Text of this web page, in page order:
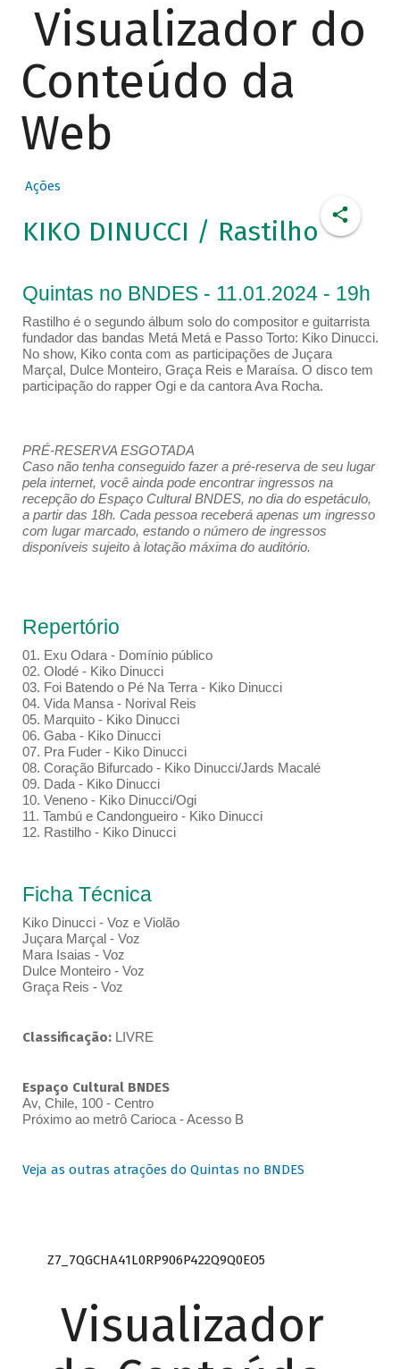
Visualizador do
Conteúdo da
Web
Ações
KIKO DINUCCI / Rastilho
Quintas no BNDES - 11.01.2024 - 19h
Rastilho é o segundo álbum solo do compositor e guitarrista
fundador das bandas Metá Metá e Passo Torto: Kiko Dinucci.
No show, Kiko conta com as participações de Juçara
Marçal, Dulce Monteiro, Graça Reis e Maraísa. O disco tem
participação do rapper Ogi e da cantora Ava Rocha.
PRÉ-RESERVA ESGOTADA
Caso não tenha conseguido fazer a pré-reserva de seu lugar
pela internet, você ainda pode encontrar ingressos na
recepção do Espaço Cultural BNDES, no dia do espetáculo,
a partir das 18h. Cada pessoa receberá apenas um ingresso
com lugar marcado, estando o número de ingressos
disponíveis sujeito à lotação máxima do auditório.
Repertório
01. Exu Odara - Domínio público
02. Olodé - Kiko Dinucci
03. Foi Batendo o Pé Na Terra - Kiko Dinucci
04. Vida Mansa - Norival Reis
05. Marquito - Kiko Dinucci
06. Gaba - Kiko Dinucci
07. Pra Fuder - Kiko Dinucci
08. Coração Bifurcado - Kiko Dinucci/Jards Macalé
09. Dada - Kiko Dinucci
10. Veneno - Kiko Dinucci/Ogi
11. Tambú e Candongueiro - Kiko Dinucci
12. Rastilho - Kiko Dinucci
Ficha Técnica
Kiko Dinucci - Voz e Violão
Juçara Marçal - Voz
Mara Isaias - Voz
Dulce Monteiro - Voz
Graça Reis - Voz
Classificação: LIVRE
Espaço Cultural BNDES
Av, Chile, 100 - Centro
Próximo ao metrô Carioca - Acesso B
Veja as outras atrações do Quintas no BNDES
Z7_7QGCHA41L0RP906P422Q9Q0EO5
Visualizador